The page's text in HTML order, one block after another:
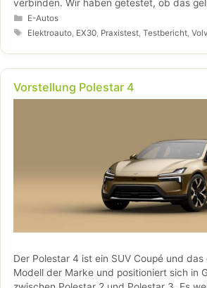
verbinden. Wir haben getestet, ob das
Kategorien
E-Autos
Schlagwörter
Elektroauto EX30 Praxistest ,Testbericht ,
Vorstellung Polestar 4
Der Polestar 4 ist ein SUV Coupé und
Modell der Marke und positioniert sich in